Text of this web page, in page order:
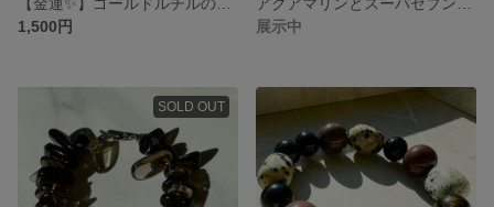
1,500円
展示中
SOLD OUT